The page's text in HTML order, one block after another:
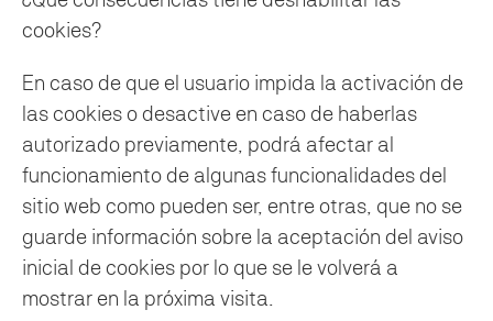
cookies?
En caso de que el usuario impida la activación de
las cookies o desactive en caso de haberlas
autorizado previamente, podrá afectar al
funcionamiento de algunas funcionalidades del
sitio web como pueden ser, entre otras, que no se
guarde información sobre la aceptación del aviso
inicial de cookies por lo que se le volverá a
mostrar en la próxima visita.